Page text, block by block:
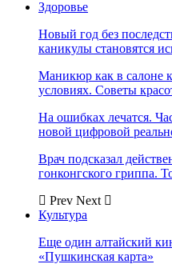
Здоровье
Новый год без
каникулы становятся
Маникюр как в салоне
условиях. Советы
На ошибках лечатся.
новой цифровой
Врач подсказал
гонконгского гриппа.
Prev Next
Культура
Еще один алтайский
«Пушкинская карта»